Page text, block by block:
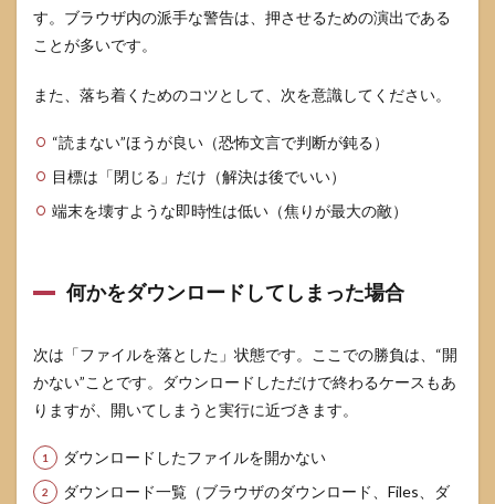
す。ブラウザ内の派手な警告は、押させるための演出である
ことが多いです。
また、落ち着くためのコツとして、次を意識してください。
“読まない”ほうが良い（恐怖文言で判断が鈍る）
目標は「閉じる」だけ（解決は後でいい）
端末を壊すような即時性は低い（焦りが最大の敵）
何かをダウンロードしてしまった場合
次は「ファイルを落とした」状態です。ここでの勝負は、“開
かない”ことです。ダウンロードしただけで終わるケースもあ
りますが、開いてしまうと実行に近づきます。
ダウンロードしたファイルを開かない
ダウンロード一覧（ブラウザのダウンロード、Files、ダ